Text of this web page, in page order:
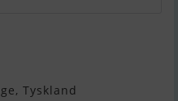
Tyskland